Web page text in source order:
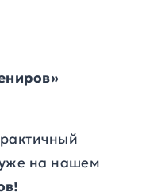
на нашем